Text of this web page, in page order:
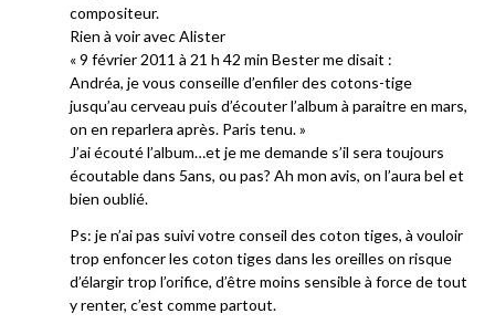
compositeur.
Rien à voir avec Alister
« 9 février 2011 à 21 h 42 min Bester me disait :
Andréa, je vous conseille d’enfiler des cotons-tige
jusqu’au cerveau puis d’écouter l’album à paraitre en mars,
on en reparlera après. Paris tenu. »
J’ai écouté l’album…et je me demande s’il sera toujours
écoutable dans 5ans, ou pas? Ah mon avis, on l’aura bel et
bien oublié.
Ps: je n’ai pas suivi votre conseil des coton tiges, à vouloir
trop enfoncer les coton tiges dans les oreilles on risque
d’élargir trop l’orifice, d’être moins sensible à force de tout
y renter, c’est comme partout.